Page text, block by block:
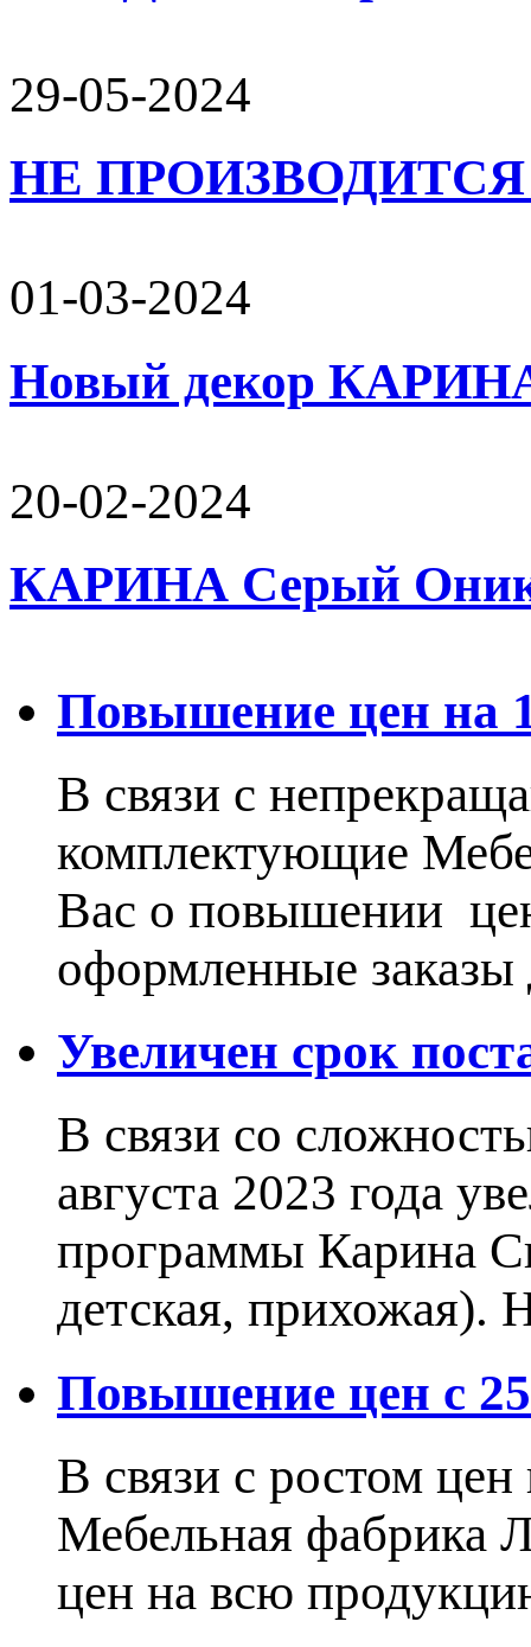
29-05-2024
НЕ
01-03-2024
Новый декор
20-02-2024
КАРИНА Серый Оникс
Повышение цен на
В связи с
комплектующие
Вас о повышении
оформленные
Увеличен срок
В связи со
августа 2023 года
программы Карина
детская, прихожая).
Повышение цен с
В связи с ростом
Мебельная
цен на всю